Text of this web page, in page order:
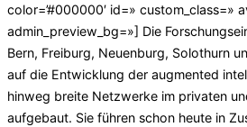
color=’#000000′ id=» custom_class=»
admin_preview_bg=»] Die
Bern, Freiburg, Neuenburg, Solothurn
auf die Entwicklung der augmented
hinweg breite Netzwerke im privaten
aufgebaut. Sie führen schon heute in